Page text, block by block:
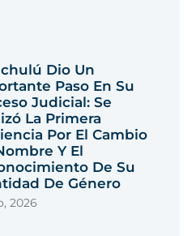
Dio Un
Paso En Su
Judicial: Se
La Primera
Por El Cambio
Y El
De Su
De Género
2026